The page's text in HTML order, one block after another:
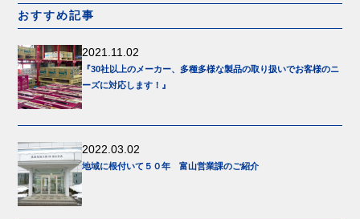
おすすめ記事
2021.11.02
『30社以上のメーカー、多種多様な製品の取り扱いでお客様のニ
ーズに対応します！』
2022.03.02
地域に根付いて５０年 富山営業課のご紹介